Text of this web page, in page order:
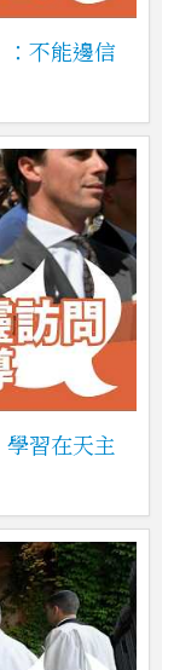
不能邊信
習在天主